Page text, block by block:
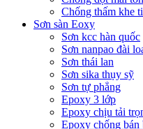
Chống thấm khe
Sơn sàn Eoxy
Sơn kcc hàn quốc
Sơn nanpao đài
Sơn thái lan
Sơn sika thụy sỹ
Sơn tự phẳng
Epoxy 3 lớp
Epoxy chịu tải
Epoxy chống bán